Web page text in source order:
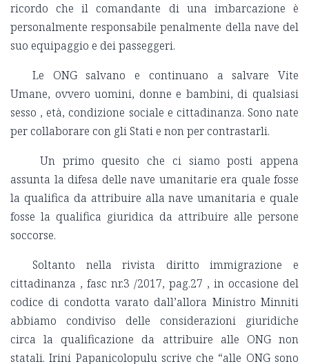
ricordo che il comandante di una imbarcazione è
personalmente responsabile penalmente della nave del
suo equipaggio e dei passeggeri.
Le ONG salvano e continuano a salvare Vite
Umane, ovvero uomini, donne e bambini, di qualsiasi
sesso , età, condizione sociale e cittadinanza. Sono nate
per collaborare con gli Stati e non per contrastarli.
Un primo quesito che ci siamo posti appena
assunta la difesa delle nave umanitarie era quale fosse
la qualifica da attribuire alla nave umanitaria e quale
fosse la qualifica giuridica da attribuire alle persone
soccorse.
Soltanto nella rivista diritto immigrazione e
cittadinanza , fasc nr.3 /2017, pag.27 , in occasione del
codice di condotta varato dall’allora Ministro Minniti
abbiamo condiviso delle considerazioni giuridiche
circa la qualificazione da attribuire alle ONG non
statali. Irini Papanicolopulu scrive che “alle ONG sono